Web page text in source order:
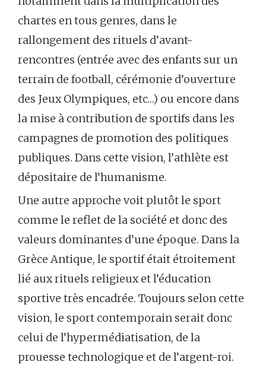
chartes en tous genres, dans le
rallongement des rituels d’avant-
rencontres (entrée avec des enfants sur un
terrain de football, cérémonie d’ouverture
des Jeux Olympiques, etc…) ou encore dans
la mise à contribution de sportifs dans les
campagnes de promotion des politiques
publiques. Dans cette vision, l’athlète est
dépositaire de l’humanisme.
Une autre approche voit plutôt le sport
comme le reflet de la société et donc des
valeurs dominantes d’une époque. Dans la
Grèce Antique, le sportif était étroitement
lié aux rituels religieux et l’éducation
sportive très encadrée. Toujours selon cette
vision, le sport contemporain serait donc
celui de l’hypermédiatisation, de la
prouesse technologique et de l’argent-roi.